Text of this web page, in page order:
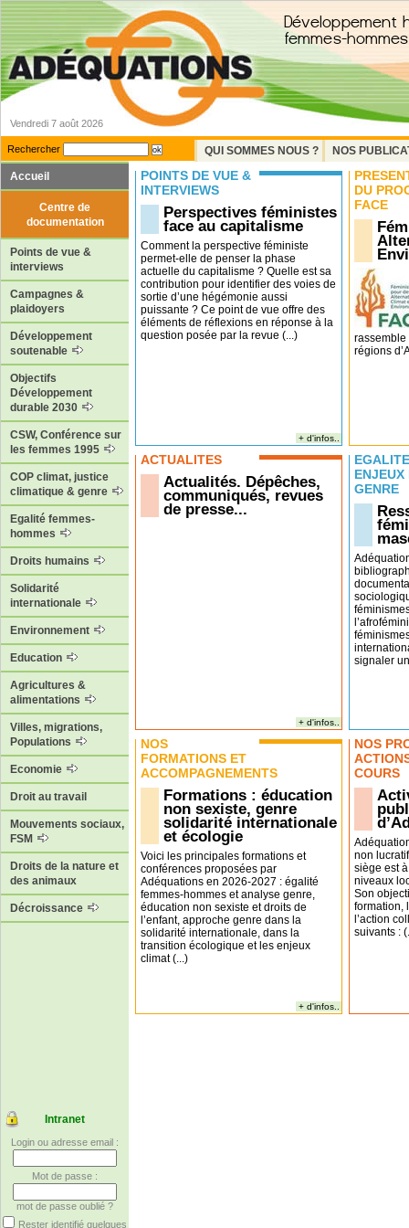
Vendredi 7 août 2026
Rechercher QUI SOMMES NOUS ?
NOS
Accueil
Centre de
documentation
Points de vue &
interviews
Campagnes &
plaidoyers
Développement
soutenable
Objectifs
Développement
durable 2030
CSW, Conférence sur
les femmes 1995
COP climat, justice
climatique & genre
Egalité femmes-
hommes
Droits humains
Solidarité
internationale
Environnement
Education
Agricultures &
alimentations
Villes, migrations,
Populations
Economie
Droit au travail
Mouvements sociaux,
FSM
Droits de la nature et
des animaux
Décroissance
Intranet
Login ou adresse email :
Mot de passe :
mot de passe oublié ?
Rester identifié quelques
POINTS DE VUE &
INTERVIEWS
Perspectives féministes
face au capitalisme
Comment la perspective féministe
permet-elle de penser la phase
actuelle du capitalisme ? Quelle est sa
contribution pour identifier des voies de
sortie d’une hégémonie aussi
puissante ? Ce point de vue offre des
éléments de réflexions en réponse à la
question posée par la revue (...)
+ d'infos..
DU
FACE
rassemble
régions
ACTUALITÉS
Actualités. Dépêches,
communiqués, revues
de presse...
+ d'infos..
ENJEUX
GENRE
signaler
NOS
FORMATIONS ET
ACCOMPAGNEMENTS
Formations : éducation
non sexiste, genre
solidarité internationale
et écologie
Voici les principales formations et
conférences proposées par
Adéquations en 2026-2027 : égalité
femmes-hommes et analyse genre,
éducation non sexiste et droits de
l’enfant, approche genre dans la
solidarité internationale, dans la
transition écologique et les enjeux
climat (...)
+ d'infos..
NOS
COURS
non
siège est
niveaux
Son
formation,
l’action
suivants :